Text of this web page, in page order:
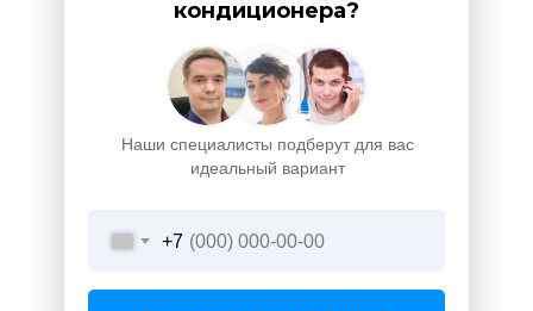
Наши специалисты подберут для вас
идеальный вариант
кондиционера?
+7